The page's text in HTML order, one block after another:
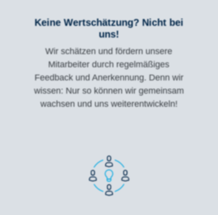
Keine Wertschätzung? Nicht bei
uns!
Wir schätzen und fördern unsere
Mitarbeiter durch regelmäßiges
Feedback und Anerkennung. Denn wir
wissen: Nur so können wir gemeinsam
wachsen und uns weiterentwickeln!